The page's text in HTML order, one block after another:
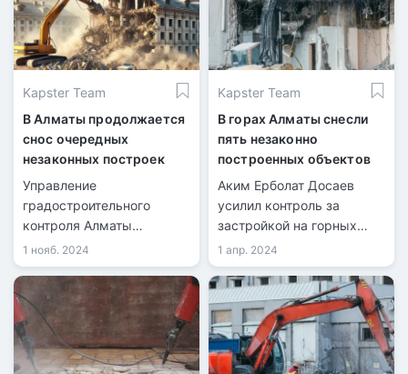
Kapster Team
В Алматы продолжается
снос очередных
незаконных построек
Управление
градостроительного
контроля Алматы
продолжает снос
незаконных построек,
возведённых с
нарушениями. Очередная
проверка выявила
нарушения в
строительстве объектов.
1 нояб. 2024
Kapster Team
В горах Алматы снесли
пять незаконно
построенных объектов
Аким Ерболат Досаев
усилил контроль за
застройкой на горных
склонах и в предгорье
города Алматы.
1 апр. 2024